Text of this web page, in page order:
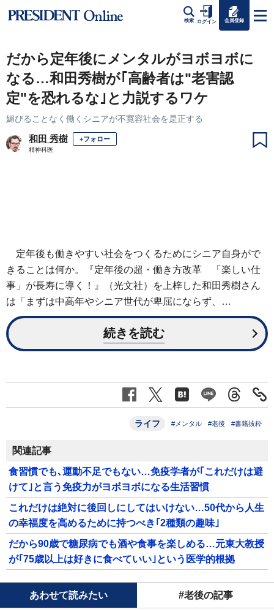
検索 ログイン 会員登録
だから定年後にメンタルがヨボヨボに
なる…和田秀樹が｢高齢者は"老害認
定"を恐れるな｣と力説するワケ
媚びることなく働くシニアが不寛容社会を是正する
和田 秀樹 +フォロー
精神科医
定年後も働きやすい社会をつくるためにシニア自身がで
きることは何か。『定年後の超・働き方改革 「楽しい仕
事」が長寿に導く！』（光文社）を上梓した和田秀樹さん
は「まずは中高年やシニア世代が卑屈にならず、…
続きを読む
ライフ #メンタル #老後 #書籍抜粋
関連記事
食習慣でも､運動不足でもない…免疫学者が｢これだけは避
けて｣と言う免疫力がヨボヨボになる生活習慣
これだけは絶対に後回しにしてはいけない…50代から人生
の幸福度を高めるために持つべき｢2種類の趣味｣
だから90歳で糖尿病でも酒や食事を楽しめる…元東大教授
が｢75歳以上は好きに食べていい｣という医学的根拠
あわせて読みたい #老後の記事